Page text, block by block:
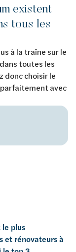
existent
tous les
à la traîne sur le
toutes les
donc choisir le
avec
le plus
et rénovateurs à